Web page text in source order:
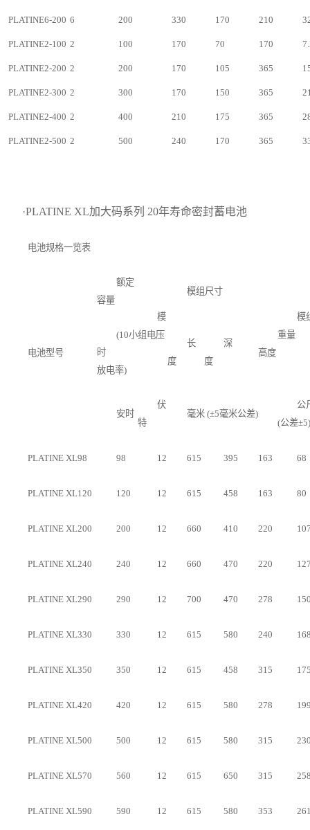
PLATINE6-200 6 200 330 170 210
PLATINE2-100 2 100 170 70 170
PLATINE2-200 2 200 170 105 365
PLATINE2-300 2 300 170 150 365
PLATINE2-400 2 400 210 175 365
PLATINE2-500 2 500 240 170 365
·PLATINE XL加大码系列 20年寿命密封蓄电池
电池规格一览表
电池型号
额定
容量
模
组电压
模组尺寸
模
重量
(10小
时
放电率)
长
度
深
度
高度
安时
伏
特
毫米 (±5毫米公差)
公
(公差±5)
PLATINE XL98 98 12 615 395 163 68
PLATINE XL120 120 12 615 458 163 80
PLATINE XL200 200 12 660 410 220
PLATINE XL240 240 12 660 470 220
PLATINE XL290 290 12 700 470 278
PLATINE XL330 330 12 615 580 240
PLATINE XL350 350 12 615 458 315
PLATINE XL420 420 12 615 580 278
PLATINE XL500 500 12 615 580 315
PLATINE XL570 560 12 615 650 315
PLATINE XL590 590 12 615 580 353